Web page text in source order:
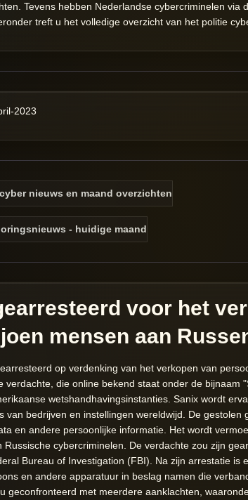
Tevens hebben Nederlandse cybercriminelen
treft u het volledige overzicht van het politie
2023
nieuws en maand overzichten
- huidige maand
voor het
mensen aan
op verdenking van het verkopen van
verdachte, die online bekend staat onder de bijnaam
wetshandhavingsinstanties. Sanix wordt
van bedrijven en instellingen wereldwijd. De
en andere persoonlijke informatie. Het wordt
Russische cybercriminelen. De verdachte zou zijn
Bureau of Investigation (FBI). Na zijn arrestatie is
en andere apparatuur in beslag namen die
geconfronteerd met meerdere aanklachten,